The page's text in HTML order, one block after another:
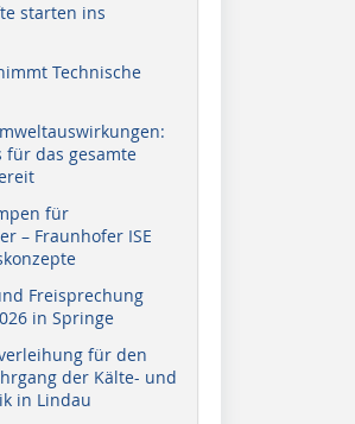
starten ins
Technische
für das gesamte
für
– Fraunhofer ISE
Freisprechung
in Springe
für den
der Kälte- und
in Lindau